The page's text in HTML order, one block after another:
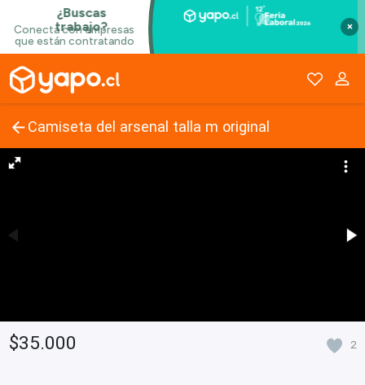
×
Camiseta del arsenal talla m original
$35.000 2